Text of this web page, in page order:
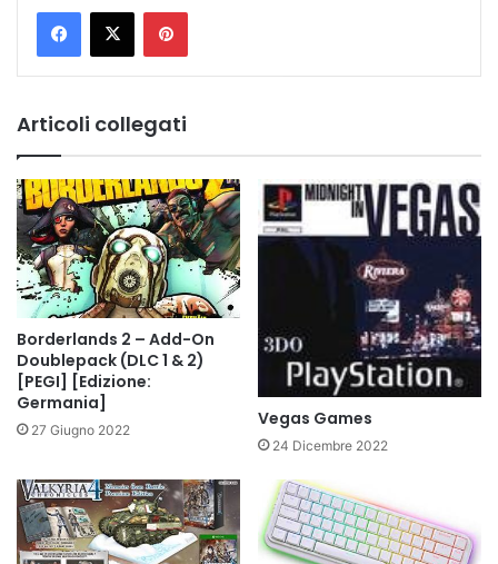
Pinterest
Articoli collegati
Borderlands 2 – Add-On
Doublepack (DLC 1 & 2)
[PEGI] [Edizione:
Germania]
27 Giugno 2022 Vegas Games
24 Dicembre 2022